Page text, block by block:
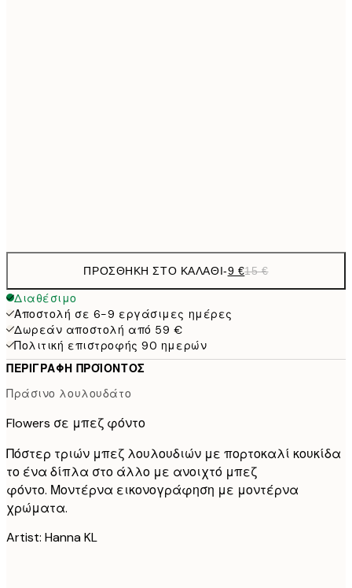
ΠΡΟΣΘΉΚΗ ΣΤΟ ΚΑΛΆΘΙ-9 €15 €
Διαθέσιμο
Αποστολή σε 6-9 εργάσιμες ημέρες
Δωρεάν αποστολή από 59 €
Πολιτική επιστροφής 90 ημερών
ΠΕΡΙΓΡΑΦΉ ΠΡΟΪΌΝΤΟΣ
Πράσινο λουλουδάτο
Flowers σε μπεζ φόντο
Πόστερ τριών μπεζ λουλουδιών με πορτοκαλί κουκίδα
το ένα δίπλα στο άλλο με ανοιχτό μπεζ
φόντο. Μοντέρνα εικονογράφηση με μοντέρνα
χρώματα.
Artist: Hanna KL